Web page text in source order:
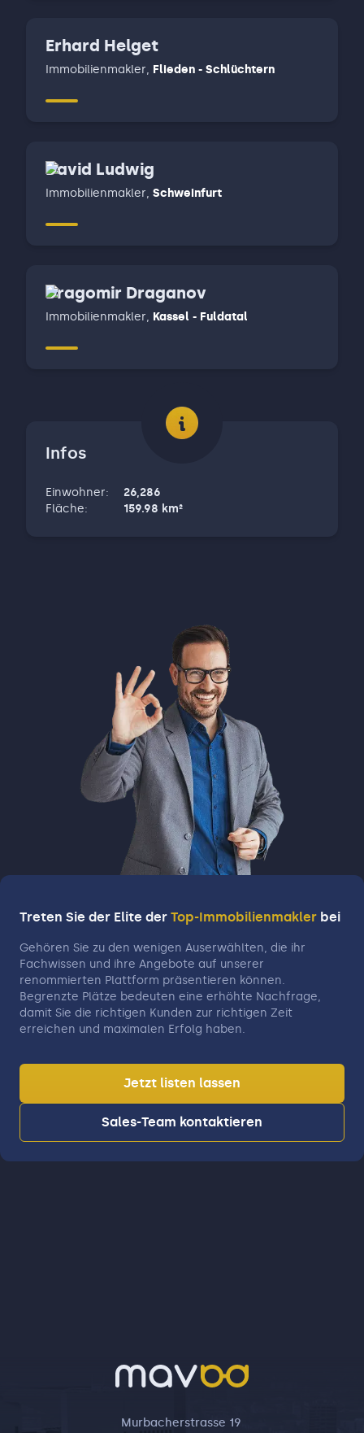
Erhard Helget
Immobilienmakler, Flieden - Schlüchtern
David Ludwig
Immobilienmakler, Schweinfurt
Dragomir Draganov
Immobilienmakler, Kassel - Fuldatal
Infos
Einwohner:
26,286
Fläche: 159.98 km²
Treten Sie der Elite der Top-Immobilienmakler bei
Gehören Sie zu den wenigen Auserwählten, die ihr
Fachwissen und ihre Angebote auf unserer
renommierten Plattform präsentieren können.
Begrenzte Plätze bedeuten eine erhöhte Nachfrage,
damit Sie die richtigen Kunden zur richtigen Zeit
erreichen und maximalen Erfolg haben.
Jetzt listen lassen
Sales-Team kontaktieren
Murbacherstrasse 19